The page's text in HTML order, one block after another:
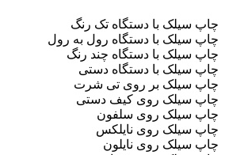
چاپ سیلک با دستگاه تک رنگ
چاپ سیلک با دستگاه رول به رول
چاپ سیلک با دستگاه چند رنگ
چاپ سیلک با دستگاه دستی
چاپ سیلک بر روی تی شرت
چاپ سیلک روی کیف دستی
چاپ سیلک روی سلفون
چاپ سیلک روی نایلکس
چاپ سیلک روی نایلون